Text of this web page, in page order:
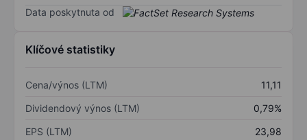
Data poskytnuta od
Klíčové statistiky
Cena/výnos (LTM)
11,11
Dividendový výnos (LTM)
0,79%
EPS (LTM)
23,98